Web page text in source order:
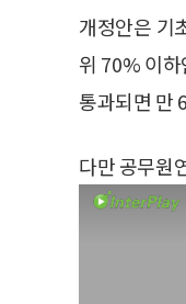
개정안은 기
위 70% 이하
통과되면 만
다만 공무원